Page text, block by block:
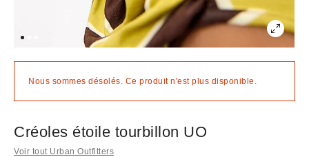
Nous sommes désolés. Ce produit n'est plus disponible.
Créoles étoile tourbillon UO
Voir tout Urban Outfitters